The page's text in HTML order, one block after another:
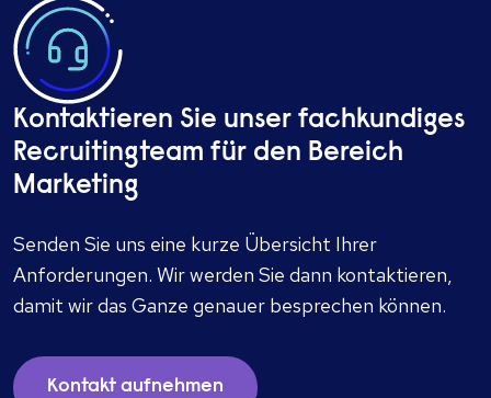
Kontaktieren Sie unser fachkundiges
Recruitingteam für den Bereich
Marketing
Senden Sie uns eine kurze Übersicht Ihrer
Anforderungen. Wir werden Sie dann kontaktieren,
damit wir das Ganze genauer besprechen können.
Kontakt aufnehmen